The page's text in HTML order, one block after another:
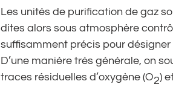
Les unités de purification de gaz
dites alors sous atmosphère
suffisamment précis pour
D’une manière très générale, on
traces résiduelles d’oxygène (O2)